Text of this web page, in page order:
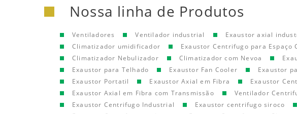
Nossa linha de Produtos
Ventiladores Ventilador industrial Exaustor axial
Climatizador umidificador
Exaustor Centrifugo para Espaço
Climatizador Nebulizador
Climatizador com Nevoa
Exaustor para Telhado
Exaustor Fan Cooler Exaustor
Exaustor Portatil
Exaustor Axial em Fibra Exaustor
Exaustor Axial em Fibra com Transmissão
Ventilador
Exaustor Centrifugo Industrial
Exaustor centrifugo siroco